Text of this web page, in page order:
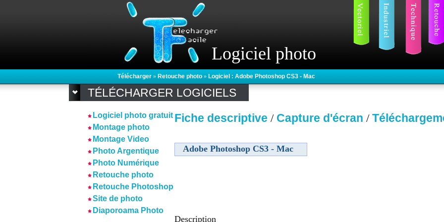
Logiciel photo
Télécharger » Retouche photo » Logiciel : Adobe Photoshop CS3 - Mac
TÉLÉCHARGER LOGICIELS
Logiciel photo gratuit
Montage photo
Montage Video
Photo Argentique
Photo Numérique
Retouche photo
Retouche Photoshop
Site de photo
Diaporoama Photo
Fiche descriptive / Capture d'écran /
Adobe Photoshop CS3 - Mac
Description